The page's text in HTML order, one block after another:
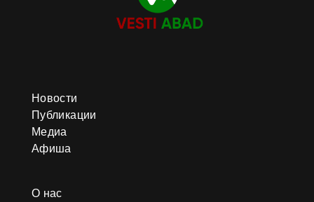
Новости
Публикации
Медиа
Афиша
О нас